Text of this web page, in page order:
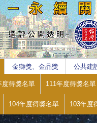
金獅獎、金品獎 公共建
度得獎名單 111年度得獎名單
104年度得獎名單 103年度